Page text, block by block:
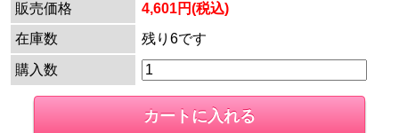
販売価格
4,601円(税込)
在庫数
残り6です
購入数